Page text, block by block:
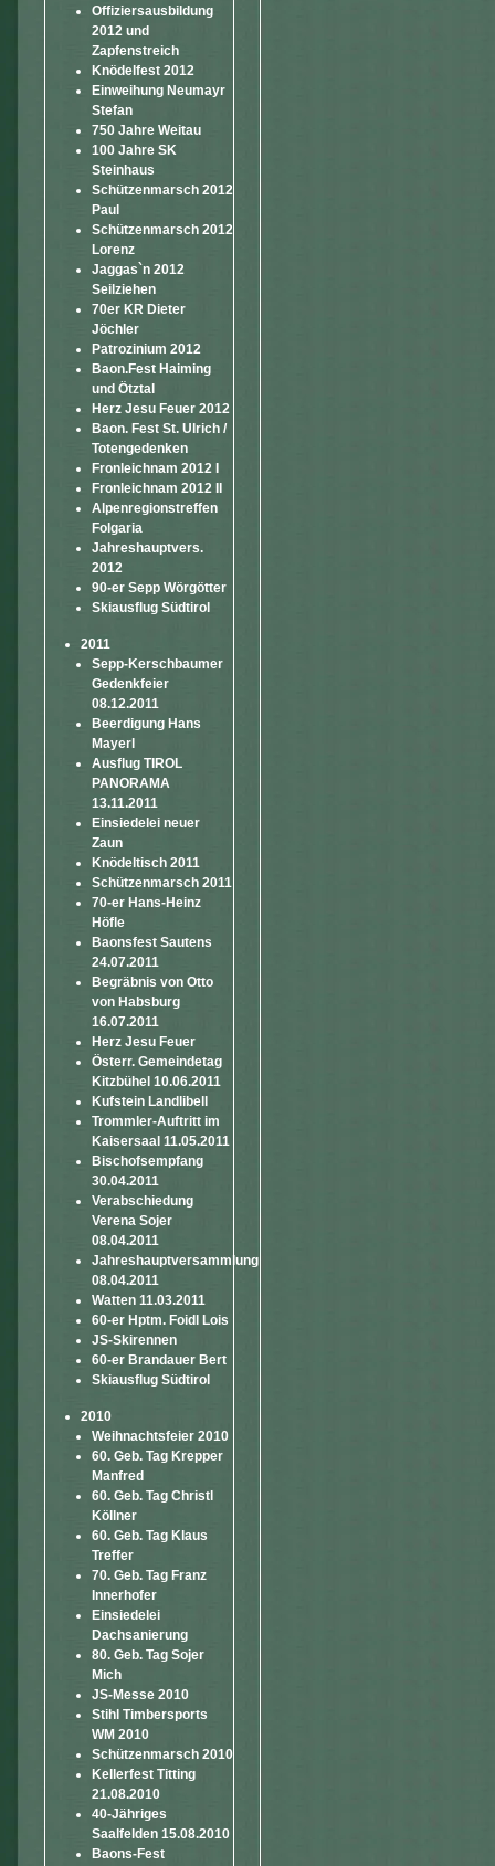
Offiziersausbildung
2012 und
Zapfenstreich
Knödelfest 2012
Einweihung Neumayr
Stefan
750 Jahre Weitau
100 Jahre SK
Steinhaus
Schützenmarsch 2012
Paul
Schützenmarsch 2012
Lorenz
Jaggas`n 2012
Seilziehen
70er KR Dieter
Jöchler
Patrozinium 2012
Baon.Fest Haiming
und Ötztal
Herz Jesu Feuer 2012
Baon. Fest St. Ulrich /
Totengedenken
Fronleichnam 2012 I
Fronleichnam 2012 II
Alpenregionstreffen
Folgaria
Jahreshauptvers.
2012
90-er Sepp Wörgötter
Skiausflug Südtirol
2011
Sepp-Kerschbaumer
Gedenkfeier
08.12.2011
Beerdigung Hans
Mayerl
Ausflug TIROL
PANORAMA
13.11.2011
Einsiedelei neuer
Zaun
Knödeltisch 2011
Schützenmarsch 2011
70-er Hans-Heinz
Höfle
Baonsfest Sautens
24.07.2011
Begräbnis von Otto
von Habsburg
16.07.2011
Herz Jesu Feuer
Österr. Gemeindetag
Kitzbühel 10.06.2011
Kufstein Landlibell
Trommler-Auftritt im
Kaisersaal 11.05.2011
Bischofsempfang
30.04.2011
Verabschiedung
Verena Sojer
08.04.2011
Jahreshauptversammlung
08.04.2011
Watten 11.03.2011
60-er Hptm. Foidl Lois
JS-Skirennen
60-er Brandauer Bert
Skiausflug Südtirol
2010
Weihnachtsfeier 2010
60. Geb. Tag Krepper
Manfred
60. Geb. Tag Christl
Köllner
60. Geb. Tag Klaus
Treffer
70. Geb. Tag Franz
Innerhofer
Einsiedelei
Dachsanierung
80. Geb. Tag Sojer
Mich
JS-Messe 2010
Stihl Timbersports
WM 2010
Schützenmarsch 2010
Kellerfest Titting
21.08.2010
40-Jähriges
Saalfelden 15.08.2010
Baons-Fest